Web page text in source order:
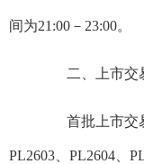
间为21:00－23:00。
二、上市交
首批上市交易
PL2603、PL2604、